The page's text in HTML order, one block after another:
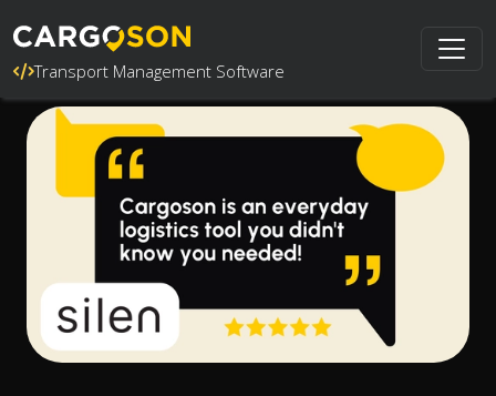
Transport Management Software